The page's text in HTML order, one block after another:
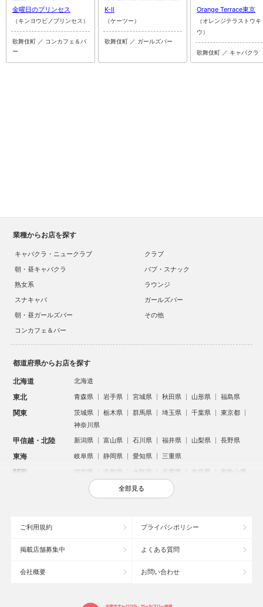
金曜日のプリンセス
（キンヨウビノブリンセス）
歌舞伎町 ／ コンカフェ＆バ
ー
K-Ⅱ
（ケーツー）
歌舞伎町 ／ ガールズバー
Orange Terrace東京
（オレンジテラストウキ
ウ）
歌舞伎町 ／ キャバクラ
業種からお店を探す
キャバクラ・ニュークラブ
クラブ
朝・昼キャバクラ
パブ・スナック
熟女系
ラウンジ
スナキャバ
ガールズバー
朝・昼ガールズバー
その他
コンカフェ＆バー
都道府県からお店を探す
北海道 北海道
東北 青森県 岩手県 宮城県 秋田県 山形県 福島県
関東 茨城県 栃木県 群馬県 埼玉県 千葉県
東京都
神奈川県
甲信越・北陸 新潟県 富山県 石川県 福井県 山梨県 長野県
東海 岐阜県 静岡県 愛知県 三重県
関西 滋賀県 京都府 大阪府 兵庫県 奈良県 和歌山県
鳥取県 島根県 岡山県 広島県
沖縄県
全部見る
ご利用規約 プライバシポリシー
掲載店舗募集中 よくある質問
会社概要 お問い合わせ